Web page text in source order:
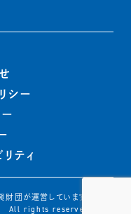
シー
ティ
団が運営しています
All rights reserved.